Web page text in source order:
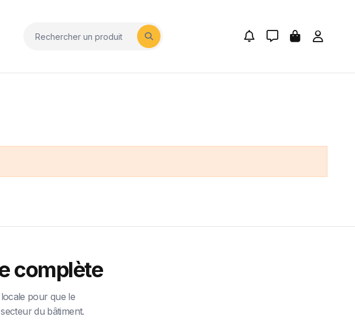
complète
pour que le
du bâtiment.